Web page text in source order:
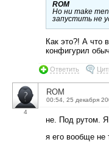
ROM
Но ни make
запустить не
Как это?! А что
конфигурил
Ответить
4
ROM
00:54, 25 декабря
не. Под рутом. Я
я его вообще не